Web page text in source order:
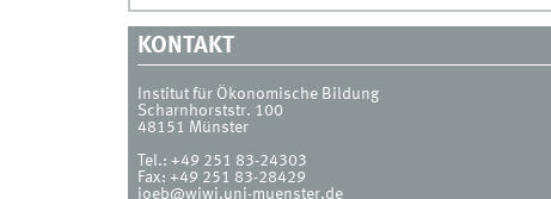
KONTAKT
Institut für Ökonomische Bildung
Scharnhorststr. 100
48151 Münster
Tel.: +49 251 83-24303
Fax: +49 251 83-28429
ioeb@wiwi.uni-muenster.de